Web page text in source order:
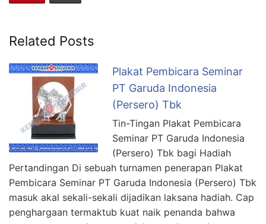
Related Posts
Plakat Pembicara Seminar
PT Garuda Indonesia
(Persero) Tbk
Tin-Tingan Plakat Pembicara
Seminar PT Garuda Indonesia
(Persero) Tbk bagi Hadiah
Pertandingan Di sebuah turnamen penerapan Plakat
Pembicara Seminar PT Garuda Indonesia (Persero) Tbk
masuk akal sekali-sekali dijadikan laksana hadiah. Cap
penghargaan termaktub kuat naik penanda bahwa